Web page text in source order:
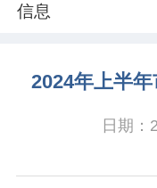
信息
2024年上半
日期：